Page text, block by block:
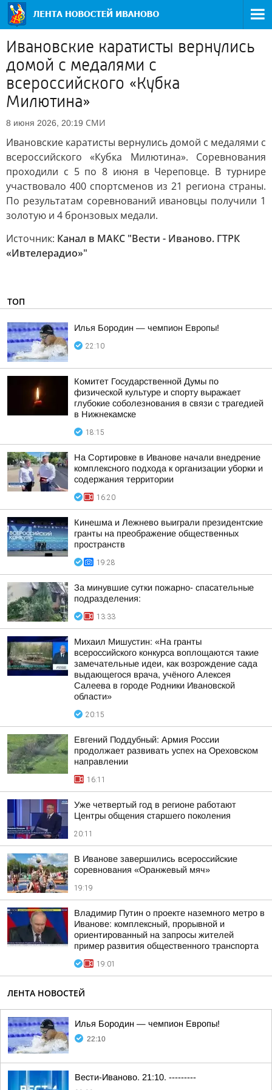
Ивановские каратисты вернулись
домой с медалями с
всероссийского «Кубка
Милютина»
8 июня 2026, 20:19 СМИ
Ивановские каратисты вернулись домой с медалями с
всероссийского «Кубка Милютина». Соревнования
проходили с 5 по 8 июня в Череповце. В турнире
участвовало 400 спортсменов из 21 региона страны.
По результатам соревнований ивановцы получили 1
золотую и 4 бронзовых медали.
Источник: Канал в МАКС "Вести - Иваново. ГТРК
«Ивтелерадио»"
ТОП
Илья Бородин — чемпион Европы!
22:10
Комитет Государственной Думы по
физической культуре и спорту выражает
глубокие соболезнования в связи с трагедией
в Нижнекамске
18:15
На Сортировке в Иванове начали внедрение
комплексного подхода к организации уборки и
содержания территории
16:20
Кинешма и Лежнево выиграли президентские
гранты на преображение общественных
пространств
19:28
За минувшие сутки пожарно- спасательные
подразделения:
13:33
Михаил Мишустин: «На гранты
всероссийского конкурса воплощаются такие
замечательные идеи, как возрождение сада
выдающегося врача, учёного Алексея
Салеева в городе Родники Ивановской
области»
20:15
Евгений Поддубный: Армия России
продолжает развивать успех на Ореховском
направлении
16:11
Уже четвертый год в регионе работают
Центры общения старшего поколения
20:11
В Иванове завершились всероссийские
соревнования «Оранжевый мяч»
19:19
Владимир Путин о проекте наземного метро в
Иванове: комплексный, прорывной и
ориентированный на запросы жителей
пример развития общественного транспорта
19:01
ЛЕНТА НОВОСТЕЙ
Илья Бородин — чемпион Европы!
22:10
Вести-Иваново. 21:10. ---------